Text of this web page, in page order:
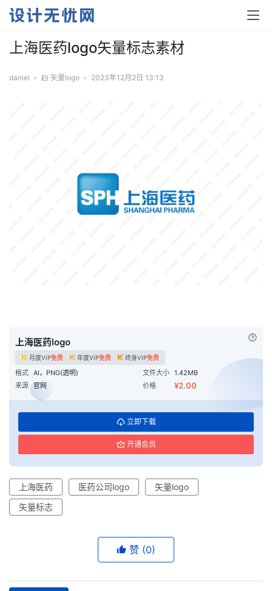
上海医药logo矢量标志素材
daniel • 矢量logo • 2023年12月2日 13:13
上海医药logo
月度VIP免费 年度VIP免费 终身VIP免费
格式 AI，PNG(透明) 文件大小
1.42MB
来源 官网 价格 ¥2.00
立即下载
开通会员
上海医药 医药公司logo
矢量logo
矢量标志
赞 (0)